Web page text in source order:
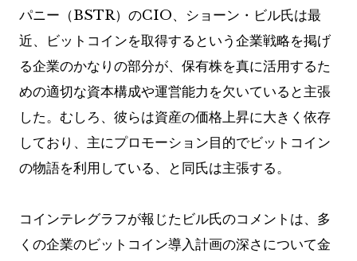
パニー（BSTR）のCIO、ショーン・ビル氏は最
近、ビットコインを取得するという企業戦略を掲げ
る企業のかなりの部分が、保有株を真に活用するた
めの適切な資本構成や運営能力を欠いていると主張
した。むしろ、彼らは資産の価格上昇に大きく依存
しており、主にプロモーション目的でビットコイン
の物語を利用している、と同氏は主張する。
コインテレグラフが報じたビル氏のコメントは、多
くの企業のビットコイン導入計画の深さについて金